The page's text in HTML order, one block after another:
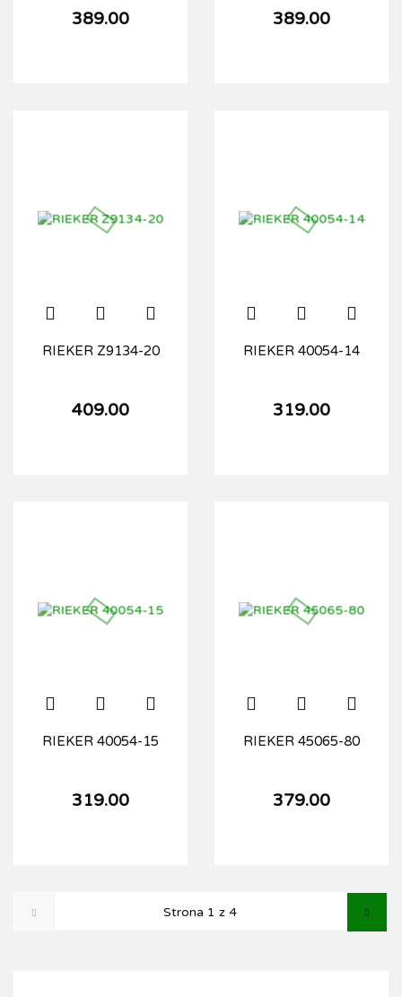
389.00 389.00
RIEKER Z9134-20
409.00
RIEKER 40054-14
319.00
RIEKER 40054-15
319.00
RIEKER 45065-80
379.00